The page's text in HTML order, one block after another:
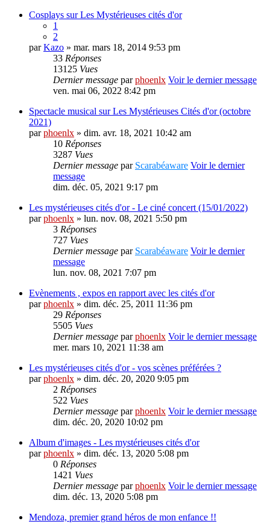
Cosplays sur Les Mystérieuses cités d'or
1
2
parKazo » mar. mars 18, 2014 9:53 pm
33 Réponses
13125 Vues
Dernier message parphoenlx Voir le dernier message
ven. mai 06, 2022 8:42 pm
Spectacle musical sur Les Mystérieuses Cités d'or (octobre
2021)
parphoenlx » dim. avr. 18, 2021 10:42 am
10 Réponses
3287 Vues
Dernier message par Scarabéaware Voir le dernier
message
dim. déc. 05, 2021 9:17 pm
Les mystérieuses cités d'or - Le ciné concert (15/01/2022)
parphoenlx » lun. nov. 08, 2021 5:50 pm
3 Réponses
727 Vues
Dernier message par Scarabéaware Voir le dernier
message
lun. nov. 08, 2021 7:07 pm
Evènements , expos en rapport avec les cités d'or
parphoenlx » dim. déc. 25, 2011 11:36 pm
29 Réponses
5505 Vues
Dernier message parphoenlx Voir le dernier message
mer. mars 10, 2021 11:38 am
Les mystérieuses cités d'or - vos scènes préférées ?
parphoenlx » dim. déc. 20, 2020 9:05 pm
2 Réponses
522 Vues
Dernier message parphoenlx Voir le dernier message
dim. déc. 20, 2020 10:02 pm
Album d'images - Les mystérieuses cités d'or
parphoenlx » dim. déc. 13, 2020 5:08 pm
0 Réponses
1421 Vues
Dernier message parphoenlx Voir le dernier message
dim. déc. 13, 2020 5:08 pm
Mendoza, premier grand héros de mon enfance !!